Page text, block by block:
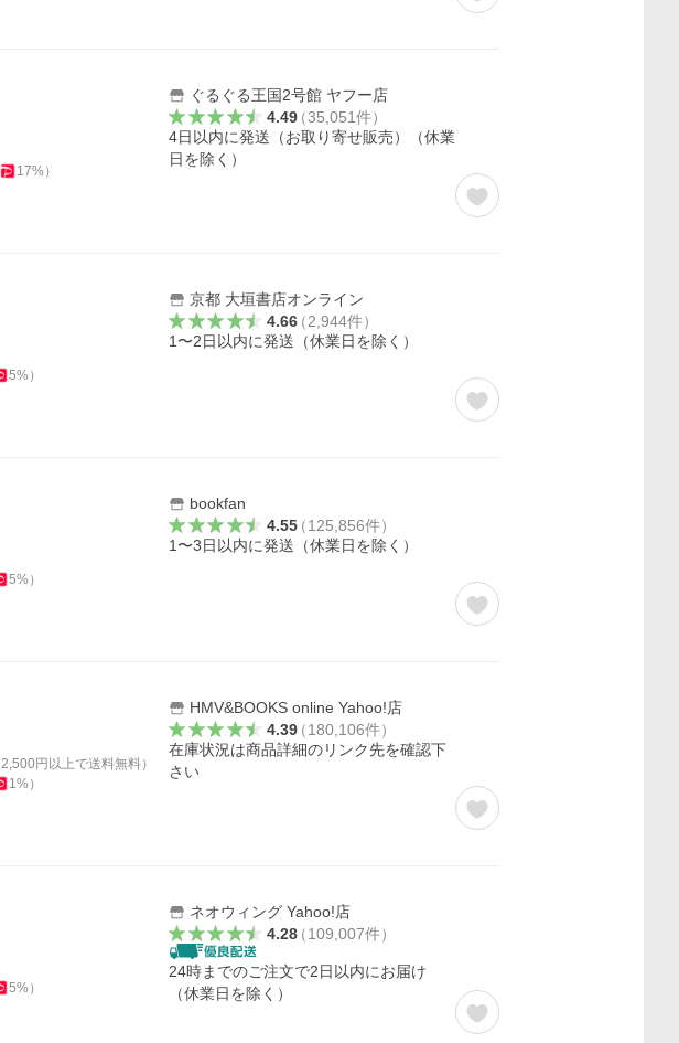
17%）
ぐるぐる王国2号館 ヤフー店
4.49（35,051件）
4日以内に発送（お取り寄せ販売）（休業
日を除く）
5%）
京都 大垣書店オンライン
4.66（2,944件）
1〜2日以内に発送（休業日を除く）
5%）
bookfan
4.55（125,856件）
1〜3日以内に発送（休業日を除く）
2,500 円以上で送料無料）
1%）
HMV&BOOKS online Yahoo!店
4.39（180,106件）
在庫状況は商品詳細のリンク先を確認下
さい
5%）
ネオウィング Yahoo!店
4.28（109,007件）
24時までのご注文で2日以内にお届け
（休業日を除く）